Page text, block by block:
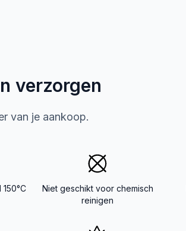
verzorgen
van je aankoop.
Niet geschikt voor chemisch
reinigen